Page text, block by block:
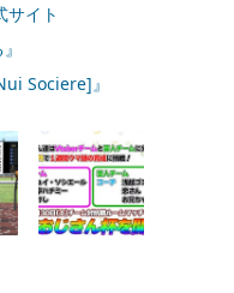
サイト
Sociere]』